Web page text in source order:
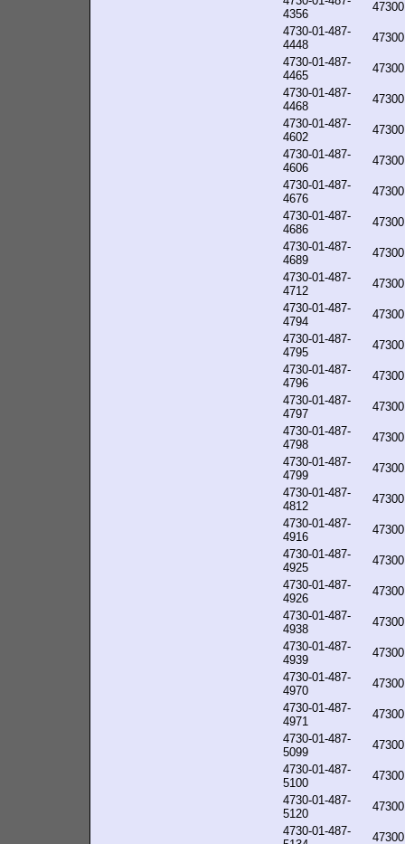
4356
4730-01-487-
4448
4730-01-487-
4465
4730-01-487-
4468
4730-01-487-
4602
4730-01-487-
4606
4730-01-487-
4676
4730-01-487-
4686
4730-01-487-
4689
4730-01-487-
4712
4730-01-487-
4794
4730-01-487-
4795
4730-01-487-
4796
4730-01-487-
4797
4730-01-487-
4798
4730-01-487-
4799
4730-01-487-
4812
4730-01-487-
4916
4730-01-487-
4925
4730-01-487-
4926
4730-01-487-
4938
4730-01-487-
4939
4730-01-487-
4970
4730-01-487-
4971
4730-01-487-
5099
4730-01-487-
5100
4730-01-487-
5120
4730-01-487-